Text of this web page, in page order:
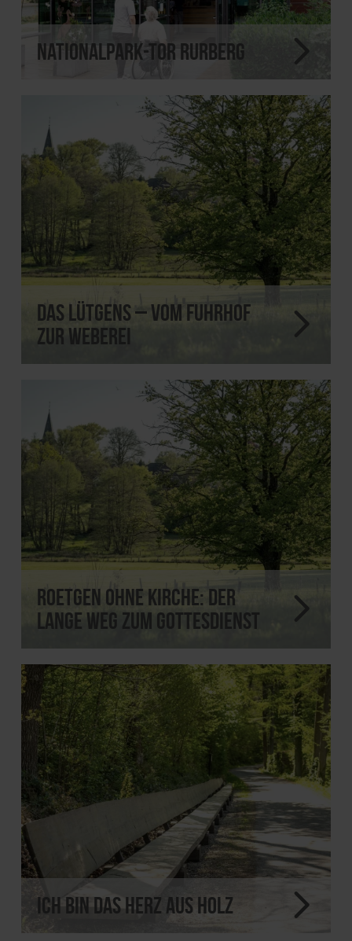
Nationalpark-Tor Rurberg
Das Lütgens – vom Fuhrhof
zur Weberei
Roetgen ohne Kirche: der
lange Weg zum Gottesdienst
Ich bin das Herz aus Holz